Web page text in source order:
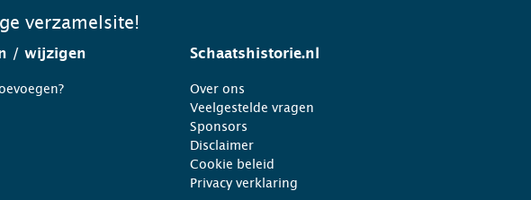
verzamelsite!
/ wijzigen Schaatshistorie.nl
Over ons
Veelgestelde vragen
Sponsors
Disclaimer
Cookie beleid
Privacy verklaring